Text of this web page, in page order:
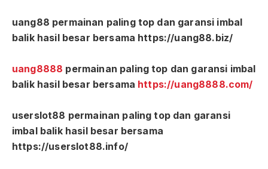
uang88 permainan paling top dan garansi imbal
balik hasil besar bersama https://uang88.biz/
uang8888 permainan paling top dan garansi imbal
balik hasil besar bersama https://uang8888.com/
userslot88 permainan paling top dan garansi
imbal balik hasil besar bersama
https://userslot88.info/